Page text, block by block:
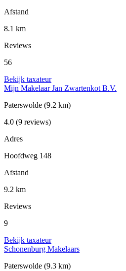
Afstand
8.1 km
Reviews
56
Bekijk taxateur
Mijn Makelaar Jan Zwartenkot B.V.
Paterswolde (9.2 km)
4.0 (9 reviews)
Adres
Hoofdweg 148
Afstand
9.2 km
Reviews
9
Bekijk taxateur
Schonenburg Makelaars
Paterswolde (9.3 km)